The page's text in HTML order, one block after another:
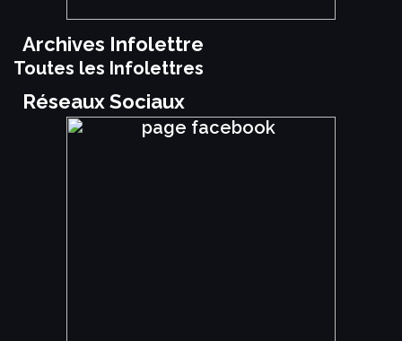
Archives Infolettre
Toutes les Infolettres
Réseaux Sociaux